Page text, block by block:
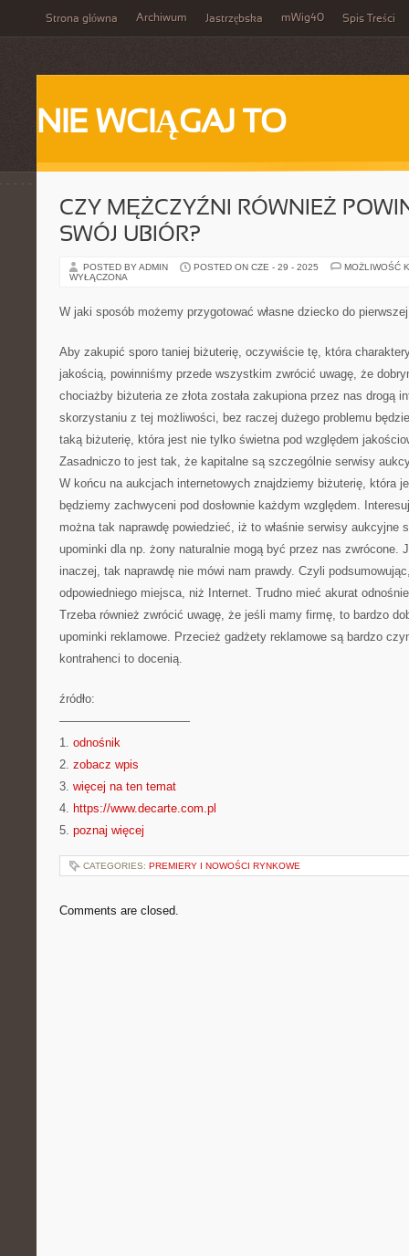
Strona główna Archiwum Jastrzębska mWig40 Spis Treści
NIE WCIĄGAJ TO
CZY MĘŻCZYŹNI RÓWNIEŻ
SWÓJ UBIÓR?
POSTED BY ADMIN POSTED ON CZE - 29 - 2025
MOŻLIWOŚĆ
WYŁĄCZONA
W jaki sposób możemy przygotować własne dziecko do
Aby zakupić sporo taniej biżuterię, oczywiście tę, która
jakością, powinniśmy przede wszystkim zwrócić uwagę, że
chociażby biżuteria ze złota została zakupiona przez nas drogą
skorzystaniu z tej możliwości, bez raczej dużego problemu
taką biżuterię, która jest nie tylko świetna pod względem
Zasadniczo to jest tak, że kapitalne są szczególnie serwisy
W końcu na aukcjach internetowych znajdziemy biżuterię, która
będziemy zachwyceni pod dosłownie każdym względem.
można tak naprawdę powiedzieć, iż to właśnie serwisy aukcyjne
upominki dla np. żony naturalnie mogą być przez nas zwrócone.
inaczej, tak naprawdę nie mówi nam prawdy. Czyli
odpowiedniego miejsca, niż Internet. Trudno mieć akurat
Trzeba również zwrócić uwagę, że jeśli mamy firmę, to bardzo
upominki reklamowe. Przecież gadżety reklamowe są bardzo
kontrahenci to docenią.
źródło:
———————————
1. odnośnik
2. zobacz wpis
3. więcej na ten temat
4. https://www.decarte.com.pl
5. poznaj więcej
CATEGORIES: PREMIERY I NOWOŚCI RYNKOWE
Comments are closed.